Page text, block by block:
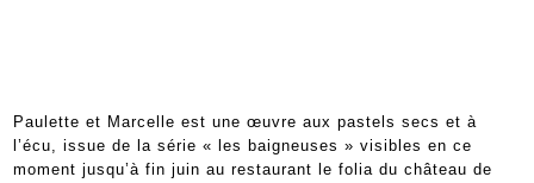
Paulette et Marcelle est une œuvre aux pastels secs et à
l’écu, issue de la série « les baigneuses » visibles en ce
moment jusqu’à fin juin au restaurant le folia du château de